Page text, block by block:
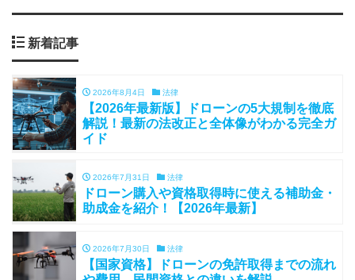
新着記事
2026年8月4日 法律
【2026年最新版】ドローンの5大規制を徹底
解説！最新の法改正と全体像がわかる完全ガ
イド
2026年7月31日 法律
ドローン購入や資格取得時に使える補助金・
助成金を紹介！【2026年最新】
2026年7月30日 法律
【国家資格】ドローンの免許取得までの流れ